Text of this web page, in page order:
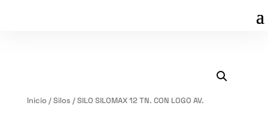
Inicio/Silos / SILO SILOMAX 12 TN. CON LOGO AV.